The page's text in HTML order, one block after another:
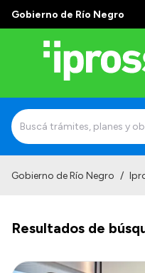
Gobierno de Río Negro
¿Qué es IPROSS?
Autoridades
Gobierno de Río Negro /
Resultados de